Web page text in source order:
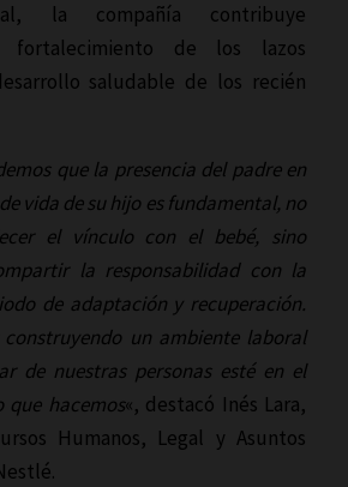
la compañía contribuye
fortalecimiento de los lazos
saludable de los recién
que la presencia del padre en
vida de su hijo es fundamental, no
el vínculo con el bebé, sino
la responsabilidad con la
de adaptación y recuperación.
construyendo un ambiente laboral
de nuestras personas esté en el
hacemos«, destacó Inés Lara,
Humanos, Legal y Asuntos